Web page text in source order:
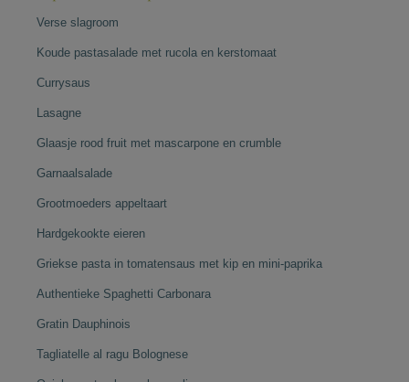
Verse slagroom
Koude pastasalade met rucola en kerstomaat
Currysaus
Lasagne
Glaasje rood fruit met mascarpone en crumble
Garnaalsalade
Grootmoeders appeltaart
Hardgekookte eieren
Griekse pasta in tomatensaus met kip en mini-paprika
Authentieke Spaghetti Carbonara
Gratin Dauphinois
Tagliatelle al ragu Bolognese